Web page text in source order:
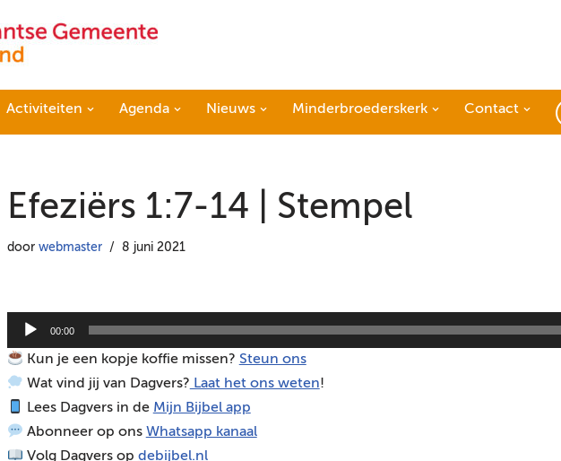
Activiteiten Agenda Nieuws Minderbroederskerk
Contact
Efeziërs 1:7-14 | Stempel
door webmaster 8 juni 2021
u
00:00
Kun je een kopje koffie missen? Steun ons
Wat vind jij van Dagvers? Laat het ons weten!
Lees Dagvers in de Mijn Bijbel app
Abonneer op ons Whatsapp kanaal
Volg Dagvers op debijbel.nl